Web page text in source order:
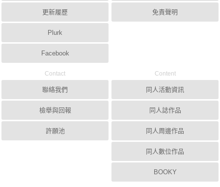
更新履歷
Plurk
Facebook
免責聲明
Contact
聯絡我們
檢舉與回報
許願池
Content
同人活動資訊
同人誌作品
同人周邊作品
同人數位作品
BOOKY